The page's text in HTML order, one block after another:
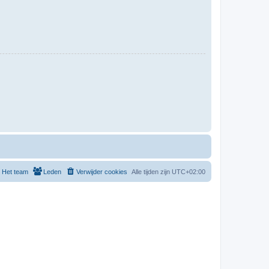
Alle tijden zijn UTC+02:00
Verwijder cookies
Leden
Het team